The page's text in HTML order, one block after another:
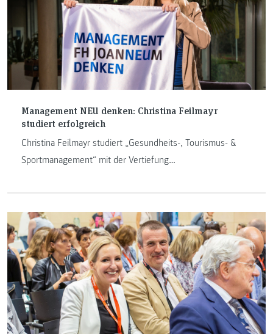
Management NEU denken: Christina Feilmayr
studiert erfolgreich
Christina Feilmayr studiert „Gesundheits-, Tourismus- &
Sportmanagement“ mit der Vertiefung
Auslandssemester in Finnland und ihrem Berufspraktikum
in Tirol.